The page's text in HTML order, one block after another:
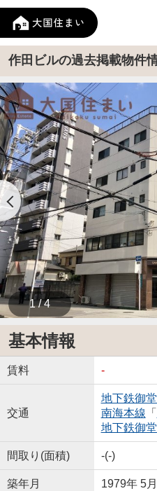
作田ビルの過去掲載物件
1 / 4
基本情報
賃料 -
交通
地下鉄御
南海本線 「
地下鉄御
間取り(面積) -(-)
築年月 1979年 5